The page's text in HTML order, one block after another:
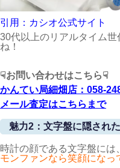
引用：カシオ公式サイト
30代以上のリアルタイム
ね！
☟お問い合わせはこちら☟
かんてい局細畑店：058-
メール査定はこちら まで
魅力2：文字盤に隠され
時計の顔である文字盤には
モンファンなら笑顔になっ